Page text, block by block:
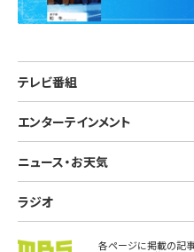
テレビ番組
エンターテインメント
ニュース・お天気
ラジオ
各ページに掲載の記